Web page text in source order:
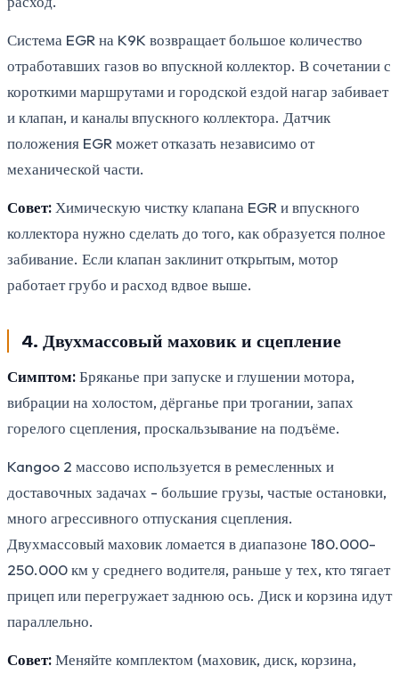
Система EGR на K9K возвращает большое количество
отработавших газов во впускной коллектор. В сочетании с
короткими маршрутами и городской ездой нагар забивает
и клапан, и каналы впускного коллектора. Датчик
положения EGR может отказать независимо от
механической части.
Совет: Химическую чистку клапана EGR и впускного
коллектора нужно сделать до того, как образуется полное
забивание. Если клапан заклинит открытым, мотор
работает грубо и расход вдвое выше.
4. Двухмассовый маховик и сцепление
Симптом:Бряканье при запуске и глушении мотора,
вибрации на холостом, дёрганье при трогании, запах
горелого сцепления, проскальзывание на подъёме.
Kangoo 2 массово используется в ремесленных и
доставочных задачах - большие грузы, частые остановки,
много агрессивного отпускания сцепления.
Двухмассовый маховик ломается в диапазоне 180.000-
250.000 км у среднего водителя, раньше у тех, кто тягает
прицеп или перегружает заднюю ось. Диск и корзина идут
параллельно.
Совет:Меняйте комплектом (маховик, диск, корзина,